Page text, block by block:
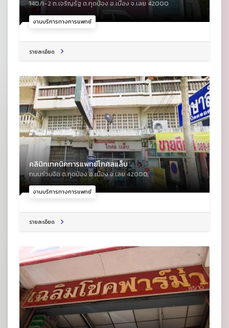
งานบริการทางการแพทย์
140/1-2 ถ.เจริญรัฐ ต.กุดป่อง อ.เมือง จ.เลย 42000
รายละเอียด
งานบริการทางการแพทย์
คลินิกเทคนิคการแพทย์โกศลแล็บ
ถนนร่วมจิต ต.กุดป่อง อ.เมือง จ.เลย 42000,
รายละเอียด